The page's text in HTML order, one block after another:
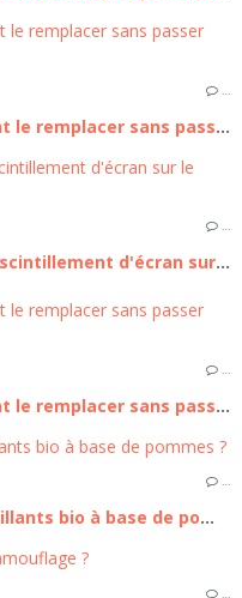
Écran iPhone 16 cassé ? Comment le remplacer sans passer par un professionnel
…
Comment régler le problème de scintillement d'écran sur le Galaxy A54 ?
…
Écran iPhone 16 cassé ? Comment le remplacer sans passer par un professionnel
…
Comment sont fabriqués les pétillants bio à base de pommes ?
…